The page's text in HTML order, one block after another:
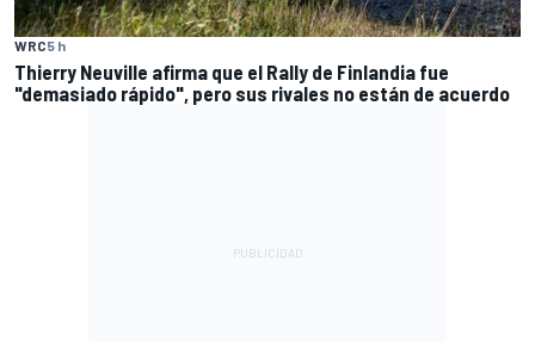
WRC5 h
Thierry Neuville afirma que el Rally de Finlandia fue
"demasiado rápido", pero sus rivales no están de acuerdo